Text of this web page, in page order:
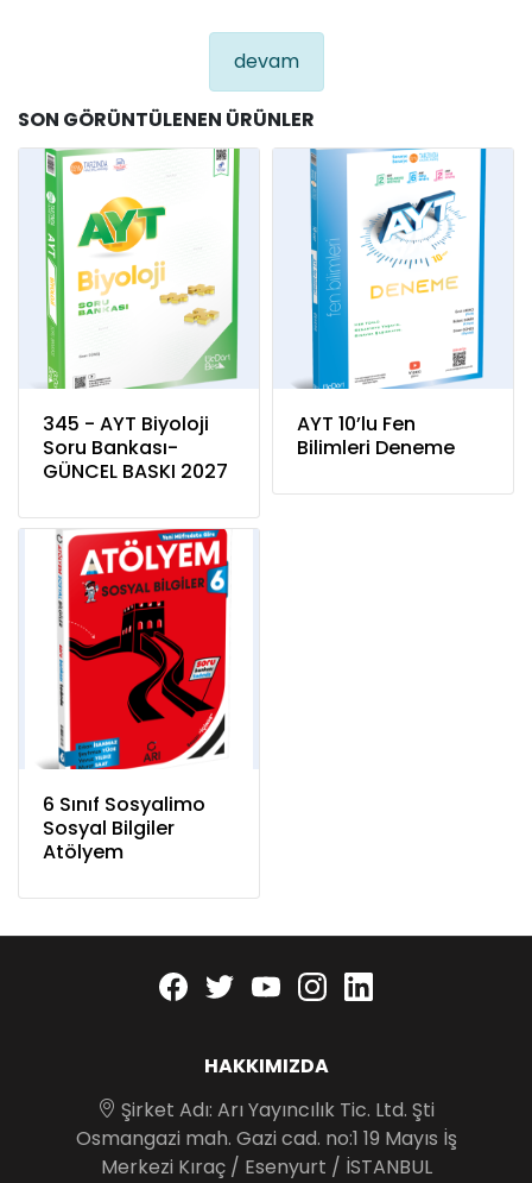
devam
SON GÖRÜNTÜLENEN ÜRÜNLER
345 - AYT Biyoloji
Soru Bankası-
GÜNCEL BASKI 2027
AYT 10’lu Fen
Bilimleri Deneme
6 Sınıf Sosyalimo
Sosyal Bilgiler
Atölyem
Facebook
twitteryoutubeinstagram
HAKKIMIZDA
Şirket Adı: Arı Yayıncılık Tic. Ltd. Şti
Osmangazi mah. Gazi cad. no:1 19 Mayıs İş
Merkezi Kıraç / Esenyurt / İSTANBUL